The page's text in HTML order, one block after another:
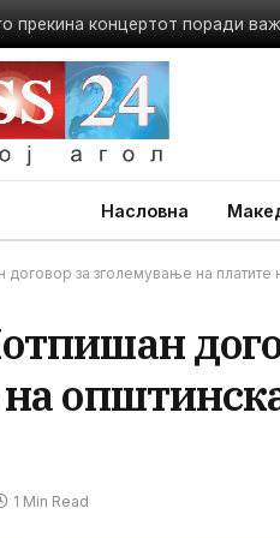
Насловна
за зголемување на платите
1 Min Read